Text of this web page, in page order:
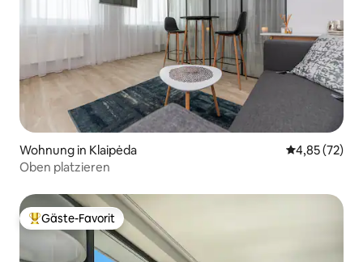
Wohnung in Klaipėda
4,85 (72)
Oben platzieren
Beliebter Gäste-Favorit.
Gäste-Favorit